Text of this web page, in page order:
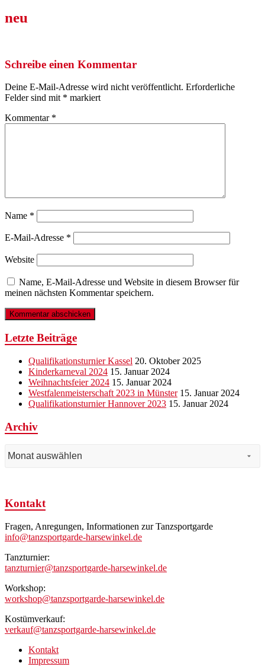
neu
Schreibe einen Kommentar
Deine E-Mail-Adresse wird nicht veröffentlicht. Erforderliche
Felder sind mit * markiert
Kommentar *
Name *
E-Mail-Adresse *
Website
Name, E-Mail-Adresse und Website in diesem Browser für
meinen nächsten Kommentar speichern.
Letzte Beiträge
Qualifikationsturnier Kassel 20. Oktober 2025
Kinderkarneval 2024 15. Januar 2024
Weihnachtsfeier 2024 15. Januar 2024
Westfalenmeisterschaft 2023 in Münster 15. Januar 2024
Qualifikationsturnier Hannover 2023 15. Januar 2024
Archiv
Kontakt
Fragen, Anregungen, Informationen zur Tanzsportgarde
info@tanzsportgarde-harsewinkel.de
Tanzturnier:
tanzturnier@tanzsportgarde-harsewinkel.de
Workshop:
workshop@tanzsportgarde-harsewinkel.de
Kostümverkauf:
verkauf@tanzsportgarde-harsewinkel.de
Kontakt
Impressum